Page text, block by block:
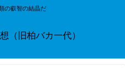
の叡智の結晶だ
（旧柏バカ一代）